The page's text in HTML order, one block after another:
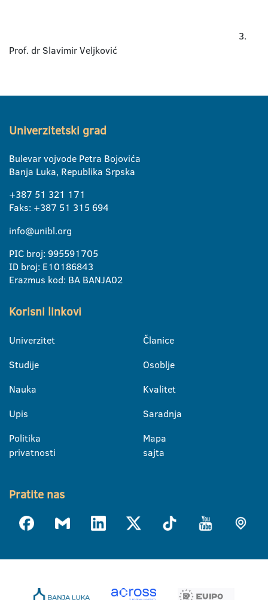
3.
Prof. dr Slavimir Veljković
Univerzitetski grad
Bulevar vojvode Petra Bojovića
Banja Luka, Republika Srpska
+387 51 321 171
Faks: +387 51 315 694
info@unibl.org
PIC broj: 995591705
ID broj: E10186843
Erazmus kod: BA BANJA02
Korisni linkovi
Univerzitet
Studije
Nauka
Upis
Politika
privatnosti
Članice
Osoblje
Kvalitet
Saradnja
Mapa
sajta
Pratite nas